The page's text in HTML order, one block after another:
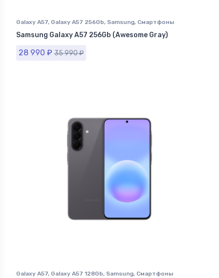
Galaxy A57, Galaxy A57 256Gb, Samsung, Смартфоны
Samsung в Ставрополе
Samsung Galaxy A57 256Gb (Awesome Gray)
28 990 ₽ 35 990₽
Galaxy A57, Galaxy A57 128Gb, Samsung, Смартфоны